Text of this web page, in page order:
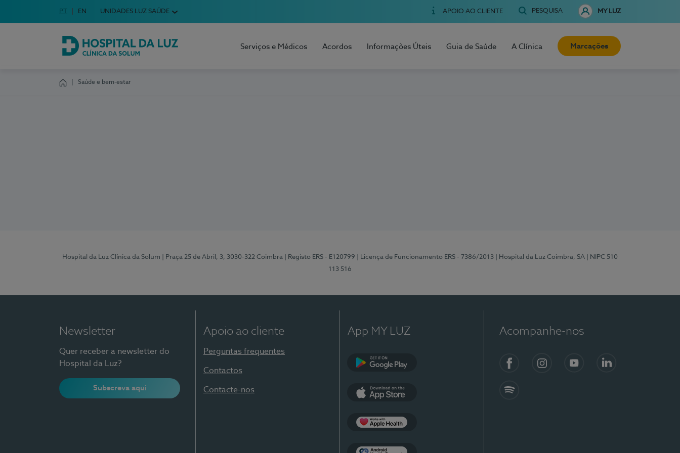
Escolha o seu idioma
Idioma em Português
PT English Language
EN UNIDADES LUZ SAÚDE APOIO AO CLIENTE PESQUISA MY LUZ
Hospital da Luz Clínica da Solum
Serviços e Médicos Acordos Informações Úteis Guia de Saúde A Clínica Marcações
Saúde e bem-estar
Hospital da Luz Clínica da Solum | Praça 25 de Abril, 3, 3030-322 Coimbra | Registo ERS - E120799 | Licença de Funcionamento ERS - 7386/2013 | Hospital da Luz Coimbra, SA
| NIPC 510
113 516
Newsletter
Quer receber a newsletter do
Hospital da Luz?
Subscreva aqui
Apoio ao cliente
Perguntas frequentes
Contactos
Contacte-nos
App MY LUZ Acompanhe-nos